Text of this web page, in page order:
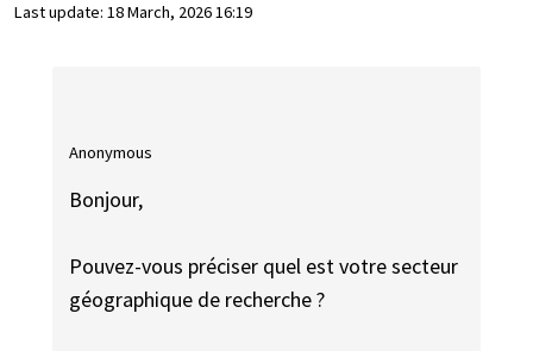
Last update: 18 March, 2026 16:19
Anonymous
Bonjour,
Pouvez-vous préciser quel est votre secteur
géographique de recherche ?